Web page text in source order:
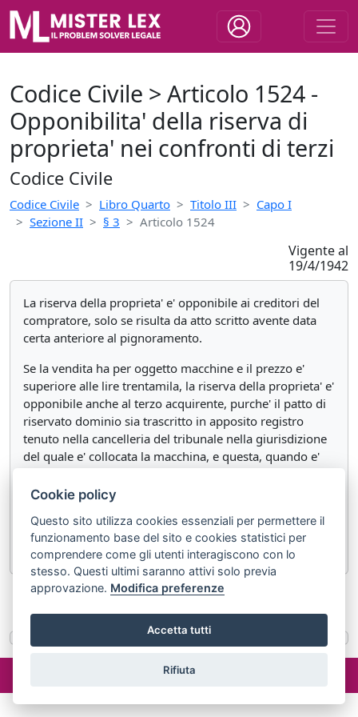
Codice Civile > Articolo 1524 -
Opponibilita' della riserva di
proprieta' nei confronti di terzi
Codice Civile
Codice Civile Libro Quarto Titolo III
Capo I
Sezione II
§ 3 Articolo 1524
Vigente al
19/4/1942
La riserva della proprieta' e' opponibile ai creditori del
compratore, solo se risulta da atto scritto avente data
certa anteriore al pignoramento.
Se la vendita ha per oggetto macchine e il prezzo e'
superiore alle lire trentamila, la riserva della proprieta' e'
opponibile anche al terzo acquirente, purche' il patto di
riservato dominio sia trascritto in apposito registro
tenuto nella cancelleria del tribunale nella giurisdizione
del quale e' collocata la macchina, e questa, quando e'
trascrizione e' stata eseguita.
Sono salve le disposizioni relative ai beni mobili iscritti
in pubblici registri.
redazione@misterlex.it
Cookie policy
Questo sito utilizza cookies essenziali per permettere il
funzionamento base del sito e cookies statistici per
comprendere come gli utenti interagiscono con lo
stesso. Questi ultimi saranno attivi solo previa
approvazione. Modifica preferenze
Accetta tutti
Rifiuta